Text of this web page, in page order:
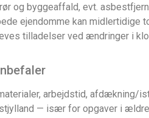
og byggeaffald, evt.
ejendomme kan midlertidige
tilladelser ved ændringer i
arbejdstid, afdækning/
— især for opgaver i ældre